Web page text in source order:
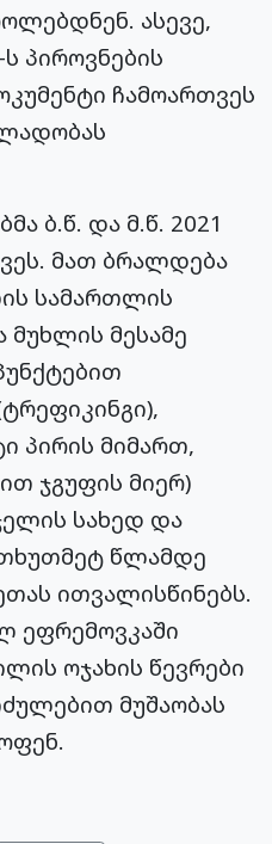
ასევე,
პიროვნების
ჩამოართვეს
ბ.წ. და მ.წ. 2021
მათ ბრალდება
სამართლის
მუხლის მესამე
პირის მიმართ,
ჯგუფის მიერ)
სახედ და
წლამდე
ითვალისწინებს.
ეფრემოვკაში
ოჯახის წევრები
მუშაობას